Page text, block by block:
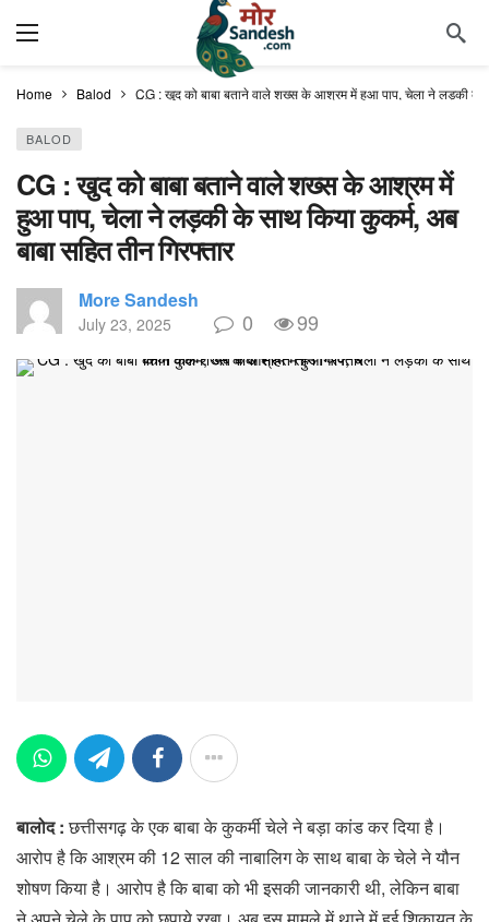
Home Balod CG : खुद को बाबा बताने वाले शख्स के आश्रम में हुआ पाप, चेला ने लड़की के
BALOD
CG : खुद को बाबा बताने वाले शख्स के आश्रम में
हुआ पाप, चेला ने लड़की के साथ किया कुकर्म, अब
बाबा सहित तीन गिरफ्तार
More Sandesh
July 23, 2025 0 99
बालोद :छत्तीसगढ़ के एक बाबा के कुकर्मी चेले ने बड़ा कांड कर दिया है।
आरोप है कि आश्रम की 12 साल की नाबालिग के साथ बाबा के चेले ने यौन
शोषण किया है। आरोप है कि बाबा को भी इसकी जानकारी थी, लेकिन बाबा